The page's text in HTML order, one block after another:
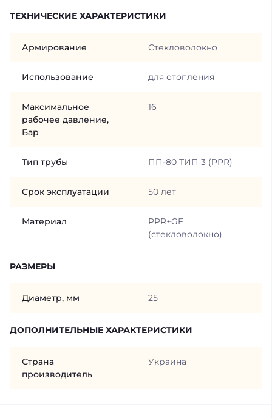
ТЕХНИЧЕСКИЕ ХАРАКТЕРИСТИКИ
Армирование Стекловолокно
Использование для отопления
Максимальное
рабочее давление,
Бар
16
Тип трубы ПП-80 ТИП 3 (PPR)
Срок эксплуатации 50 лет
Материал
PPR+GF
(стекловолокно)
РАЗМЕРЫ
Диаметр, мм 25
ДОПОЛНИТЕЛЬНЫЕ ХАРАКТЕРИСТИКИ
Страна
производитель
Украина